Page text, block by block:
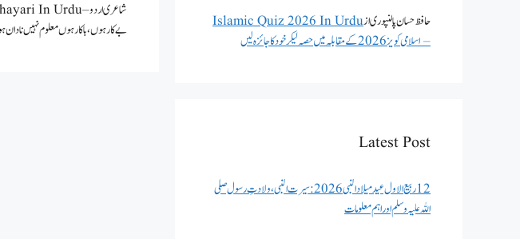
بے کار ہوں، باکار ہوں معلوم نہیں
حافظ حسان پالنپوریازIslamic Quiz 2026 In Urdu
– اسلامی کویز 2026 کے مقابلہ میں حصہ لیکر خود کا جائزہ لیں
Latest Post
12 ربیع الاول عید میلاد النبی 2026: سیرت النبی، ولادتِ رسول صلی
اللہ علیہ وسلم اور اہم معلومات